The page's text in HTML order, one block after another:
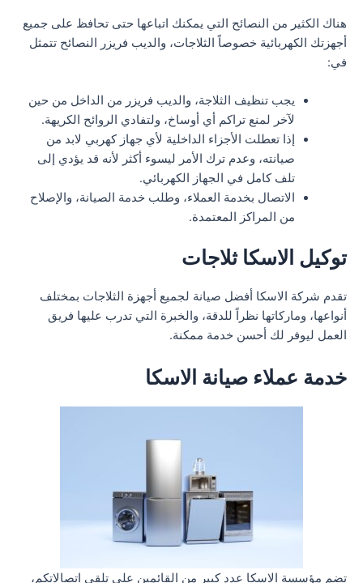
هناك الكثير من النصائح التي يمكنك اتباعها حتى تحافظ على جميع
أجهزتك الكهربائية خصوصاً الثلاجات، والديب فريزر النصائح تتمثل
في:
يجب تنظيف الثلاجة، والديب فريزر من الداخل من حين
لآخر لمنع تراكم أي أوساخ، ولتفادي الروائح الكريهة.
إذا تعطلت الأجزاء الداخلية لأي جهاز كهربي لابد من
صيانته، وعدم ترك الأمر ليسوء أكثر لأنه قد يؤدي إلى
تلف كامل في الجهاز الكهربائي.
الاتصال بخدمة العملاء، وطلب خدمة الصيانة، والإصلاح
من المراكز المعتمدة.
توكيل الاسكا ثلاجات
تقدم شركة الاسكا أفضل صيانة لجميع أجهزة الثلاجات بمختلف
أنواعها، وماركاتها نظراً للدقة، والخبرة التي تدرب عليها فريق
العمل ليوفر لك أحسن خدمة ممكنة.
خدمة عملاء صيانة الاسكا
تضم مؤسسة الاسكا عدد كبير من القائمين على تلقي اتصالاتكم،